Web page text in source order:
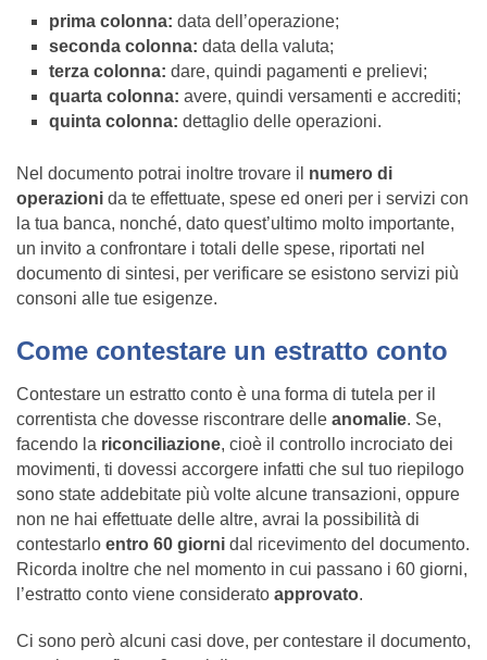
prima colonna: data dell’operazione;
seconda colonna: data della valuta;
terza colonna: dare, quindi pagamenti e prelievi;
quarta colonna: avere, quindi versamenti e accrediti;
quinta colonna: dettaglio delle operazioni.
Nel documento potrai inoltre trovare il numero di
operazioni da te effettuate, spese ed oneri per i servizi con
la tua banca, nonché, dato quest’ultimo molto importante,
un invito a confrontare i totali delle spese, riportati nel
documento di sintesi, per verificare se esistono servizi più
consoni alle tue esigenze.
Come contestare un estratto conto
Contestare un estratto conto è una forma di tutela per il
correntista che dovesse riscontrare delle anomalie. Se,
facendo la riconciliazione, cioè il controllo incrociato dei
movimenti, ti dovessi accorgere infatti che sul tuo riepilogo
sono state addebitate più volte alcune transazioni, oppure
non ne hai effettuate delle altre, avrai la possibilità di
contestarlo entro 60 giorni dal ricevimento del documento.
Ricorda inoltre che nel momento in cui passano i 60 giorni,
l’estratto conto viene considerato approvato.
Ci sono però alcuni casi dove, per contestare il documento,